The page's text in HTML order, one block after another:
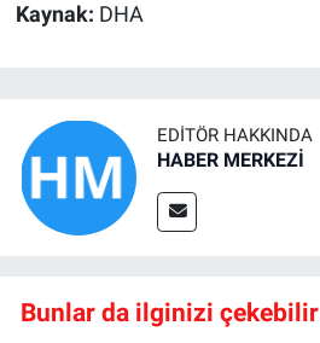
Kaynak: DHA
EDITÖR HAKKINDA
HABER MERKEZİ
Bunlar da ilginizi çekebilir